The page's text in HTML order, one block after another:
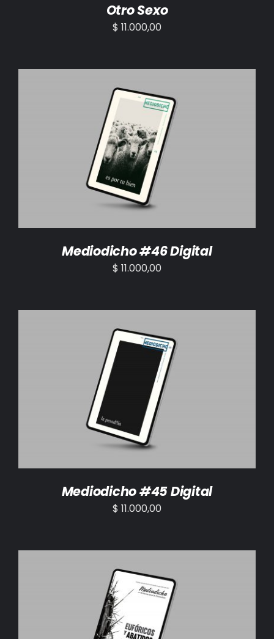
Otro Sexo
$ 11.000,00
AÑADIR AL CARRITO /
Mediodicho #46 Digital
$ 11.000,00
AÑADIR AL CARRITO /
Mediodicho #45 Digital
$ 11.000,00
AÑADIR AL CARRITO /